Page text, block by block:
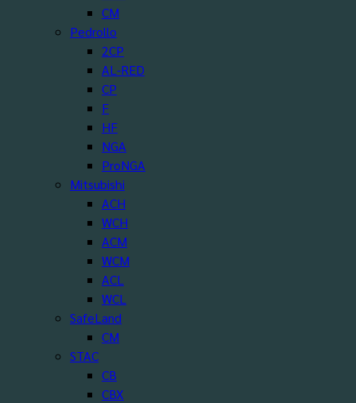
CM
Pedrollo
2CP
AL-RED
CP
F
HF
NGA
ProNGA
Mitsubishi
ACH
WCH
ACM
WCM
ACL
WCL
SafeLand
CM
STAC
CB
CBX